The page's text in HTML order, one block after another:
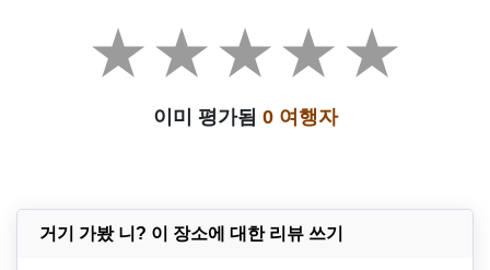
이미 평가됨 0 여행자
거기 가봤 니? 이 장소에 대한 리뷰 쓰기